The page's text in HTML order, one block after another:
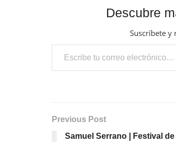
Descubre
Suscríbete y
Escribe tu correo electrónico…
Previous Post
Samuel Serrano | Festival de